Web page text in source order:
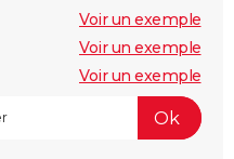
Voir un exemple
Voir un exemple
Voir un exemple